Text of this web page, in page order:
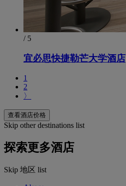
/ 5
宜必思快捷勒芒大学酒店
1
2
〉
查看酒店价格
Skip other destinations list
探索更多酒店
Skip 地区 list